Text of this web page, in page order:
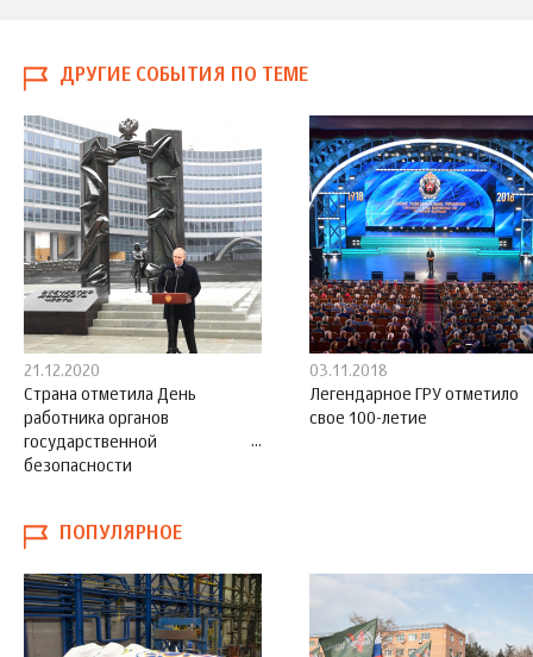
ДРУГИЕ СОБЫТИЯ ПО ТЕМЕ
21.12.2020
Страна отметила День
работника органов
государственной
безопасности
03.11.2018
Легендарное ГРУ отметило
свое 100-летие
ПОПУЛЯРНОЕ